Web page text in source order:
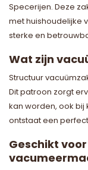
Specerijen. Deze
met huishoudelijke
sterke en
Wat zijn
Structuur
Dit patroon zorgt
kan worden, ook
ontstaat een
Geschikt